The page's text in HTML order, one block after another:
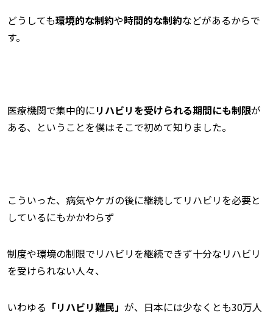
どうしても環境的な制約や時間的な制約などがあるからで
す。
医療機関で集中的にリハビリを受けられる期間にも制限が
ある、ということを僕はそこで初めて知りました。
こういった、病気やケガの後に継続してリハビリを必要と
しているにもかかわらず
制度や環境の制限でリハビリを継続できず十分なリハビリ
を受けられない人々、
いわゆる 「リハビリ難民」 が、日本には少なくとも30万人